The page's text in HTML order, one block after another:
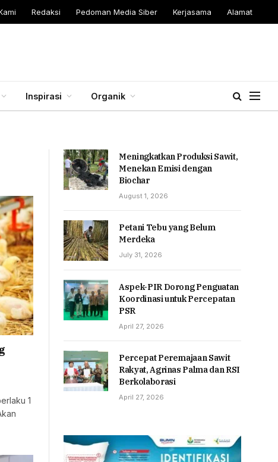
Redaksi Pedoman Media Siber Kerjasama Alamat
Inspirasi Organik
1
Meningkatkan Produksi Sawit,
Menekan Emisi dengan
Biochar
August 1, 2026
Petani Tebu yang Belum
Merdeka
July 31, 2026
Aspek-PIR Dorong Penguatan
Koordinasi untuk Percepatan
PSR
April 27, 2026
Percepat Peremajaan Sawit
Rakyat, Agrinas Palma dan RSI
Berkolaborasi
April 27, 2026